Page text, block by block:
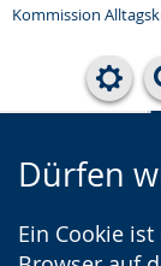
Kommission
Dürfen
Ein Cookie